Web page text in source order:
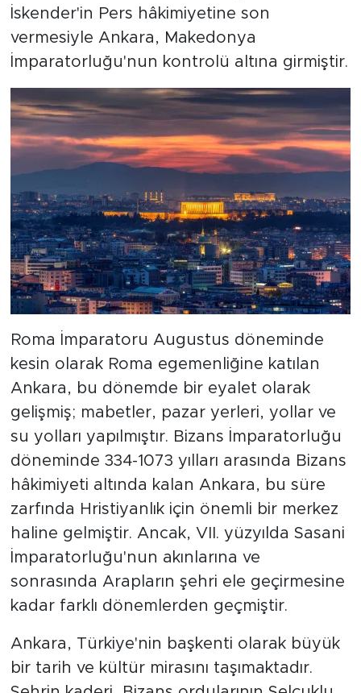
İskender'in Pers hâkimiyetine son
vermesiyle Ankara, Makedonya
İmparatorluğu'nun kontrolü altına girmiştir.
Roma İmparatoru Augustus döneminde
kesin olarak Roma egemenliğine katılan
Ankara, bu dönemde bir eyalet olarak
gelişmiş; mabetler, pazar yerleri, yollar ve
su yolları yapılmıştır. Bizans İmparatorluğu
döneminde 334-1073 yılları arasında Bizans
hâkimiyeti altında kalan Ankara, bu süre
zarfında Hristiyanlık için önemli bir merkez
haline gelmiştir. Ancak, VII. yüzyılda Sasani
İmparatorluğu'nun akınlarına ve
sonrasında Arapların şehri ele geçirmesine
kadar farklı dönemlerden geçmiştir.
Ankara, Türkiye'nin başkenti olarak büyük
bir tarih ve kültür mirasını taşımaktadır.